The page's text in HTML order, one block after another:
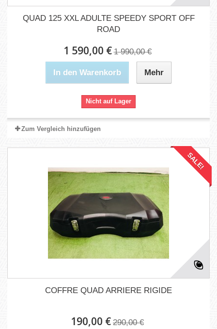
QUAD 125 XXL ADULTE SPEEDY SPORT OFF
ROAD
1 590,00 € 1 990,00 €
In den Warenkorb Mehr
Nicht auf Lager
Zum Vergleich hinzufügen
SALE!
COFFRE QUAD ARRIERE RIGIDE
190,00 € 290,00 €